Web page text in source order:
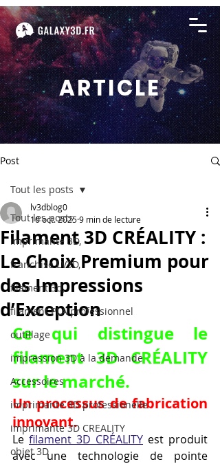
ARTICLE
Post
Tout les posts
imprimante 3D,
franchise LV3D,
filament 3d,
filament PLA professionnel
outillage
impression 3D à la demande
Accessoires
imprimante 3D professionelle
imprimante 3D CREALITY
objet 3D
Tout les posts
Filament 3D CRÉALITY :
Le Choix Premium pour
des Impressions
d’Exception
lv3dblog0
10 oct. 20259 min de lecture
Ce qui distingue le
filament 3D CRÉALITY
sur le marché.
Un processus de fabrication
innovant.
Le filament 3D CRÉALITY est produit
avec une technologie de pointe